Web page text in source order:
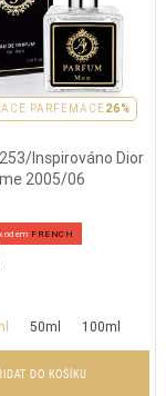
26%PARFEMACE26%
Inspirováno Dior
2005/06
FRENCH
50ml 100ml
DO KOŠÍKU